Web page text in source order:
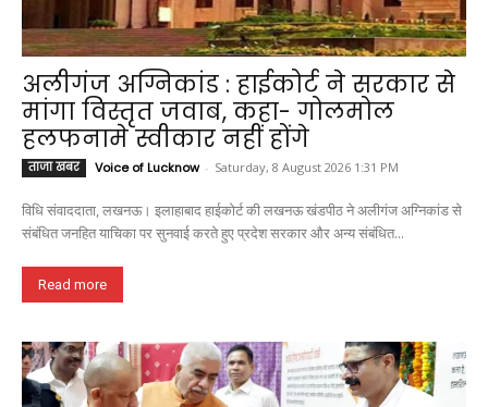
अलीगंज अग्निकांड : हाईकोर्ट ने सरकार से
मांगा विस्तृत जवाब, कहा- गोलमोल
हलफनामे स्वीकार नहीं होंगे
ताजा खबर Voice of Lucknow - Saturday, 8 August 2026 1:31 PM
विधि संवाददाता, लखनऊ। इलाहाबाद हाईकोर्ट की लखनऊ खंडपीठ ने अलीगंज अग्निकांड से
संबंधित जनहित याचिका पर सुनवाई करते हुए प्रदेश सरकार और अन्य संबंधित...
Read more